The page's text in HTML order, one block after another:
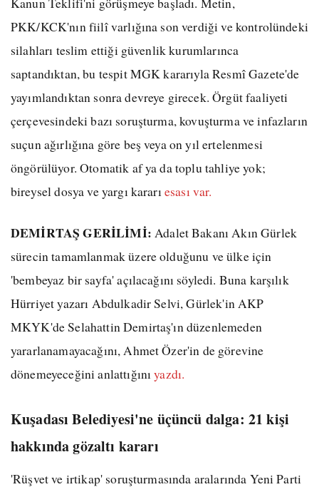
PKK/KCK'nın fiilî varlığına son verdiği ve kontrolündeki
silahları teslim ettiği güvenlik kurumlarınca
saptandıktan, bu tespit MGK kararıyla Resmî Gazete'de
yayımlandıktan sonra devreye girecek. Örgüt faaliyeti
çerçevesindeki bazı soruşturma, kovuşturma ve infazların
suçun ağırlığına göre beş veya on yıl ertelenmesi
öngörülüyor. Otomatik af ya da toplu tahliye yok;
bireysel dosya ve yargı kararıesası var.
DEMİRTAŞ GERİLİMİ: Adalet Bakanı Akın Gürlek
sürecin tamamlanmak üzere olduğunu ve ülke için
'bembeyaz bir sayfa' açılacağını söyledi. Buna karşılık
Hürriyet yazarı Abdulkadir Selvi, Gürlek'in AKP
MKYK'de Selahattin Demirtaş'ın düzenlemeden
yararlanamayacağını, Ahmet Özer'in de görevine
dönemeyeceğini anlattığınıyazdı.
Kuşadası Belediyesi'ne üçüncü dalga: 21 kişi
hakkında gözaltı kararı
'Rüşvet ve irtikap' soruşturmasında aralarında Yeni Parti